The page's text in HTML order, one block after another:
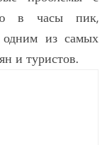
в часы пик,
одним из самых
и туристов.